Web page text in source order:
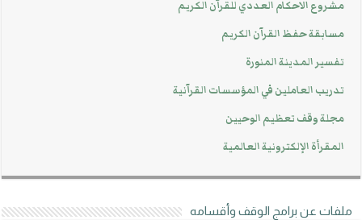
مشروع الاحكام العددي للقرآن الكريم
مسابقة حفظ القرآن الكريم
تفسير المدينة المنورة
تدريب العاملين في المؤسسات القرآنية
مجلة وقف تعظيم الوحيين
المقرأة الإلكترونية العالمية
ملفات عن برامج الوقف وأقسامه